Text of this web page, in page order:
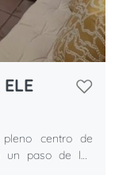
centro de
un paso de los